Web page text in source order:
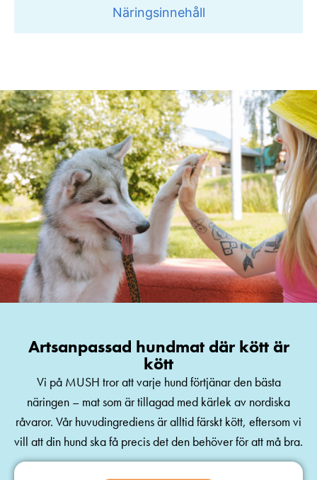
Näringsinnehåll
Artsanpassad hundmat där kött är
kött
Vi på MUSH tror att varje hund förtjänar den bästa
näringen – mat som är tillagad med kärlek av nordiska
råvaror. Vår huvudingrediens är alltid färskt kött, eftersom vi
vill att din hund ska få precis det den behöver för att må bra.